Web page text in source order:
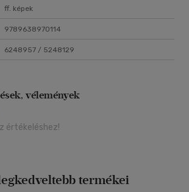
ff. képek
9789638970114
6248957 / 5248129
vélemények
értékeléshez!
termékei